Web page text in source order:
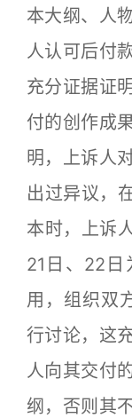
本大纲、人
人认可后付
充分证据证
付的创作成
明，上诉人
出过异议，
本时，上诉
21日、22日
用，组织双
行讨论，这
人向其交付
纲，否则其